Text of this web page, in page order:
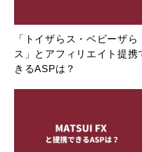
「トイザらス・ベビーザら
ス」とアフィリエイト提携
きるASPは？